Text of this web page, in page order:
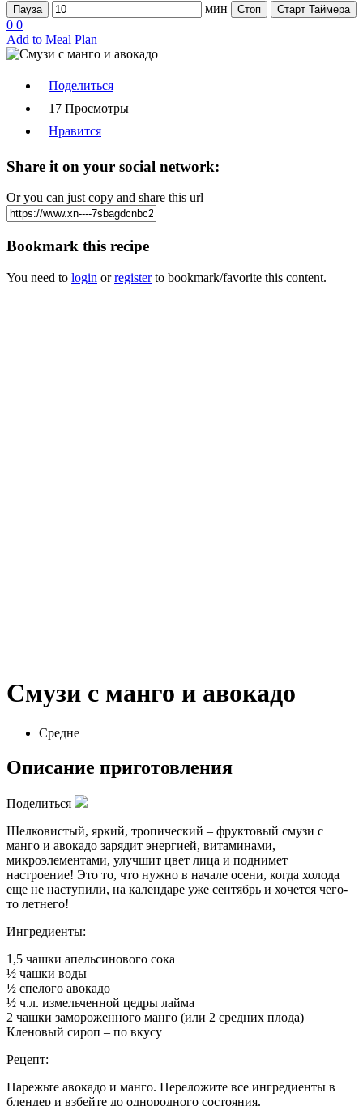
Пауза мин Стоп Старт Таймера
0 0
Add to Meal Plan
Поделиться
17 Просмотры
Нравится
Share it on your social network:
Or you can just copy and share this url
Bookmark this recipe
You need to login orregisterto bookmark/favorite this content.
Смузи с манго и авокадо
Средне
Описание приготовления
Поделиться
Шелковистый, яркий, тропический – фруктовый смузи с
манго и авокадо зарядит энергией, витаминами,
микроэлементами, улучшит цвет лица и поднимет
настроение! Это то, что нужно в начале осени, когда холода
еще не наступили, на календаре уже сентябрь и хочется чего-
то летнего!
Ингредиенты:
1,5 чашки апельсинового сока
½ чашки воды
½ спелого авокадо
½ ч.л. измельченной цедры лайма
2 чашки замороженного манго (или 2 средних плода)
Кленовый сироп – по вкусу
Рецепт:
Нарежьте авокадо и манго. Переложите все ингредиенты в
блендер и взбейте до однородного состояния.